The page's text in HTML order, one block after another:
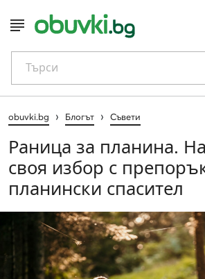
Търси
obuvki.bg › Блогът › Съвети
Раница за планина.
своя избор с
планински спасител